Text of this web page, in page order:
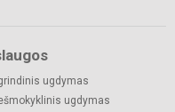
ugdymas
ugdymas